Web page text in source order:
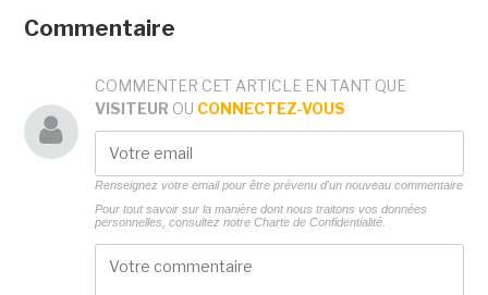
Commentaire
COMMENTER CET ARTICLE EN TANT QUE
VISITEUR OU CONNECTEZ-VOUS
Renseignez votre email pour être prévenu d'un nouveau commentaire
Pour tout savoir sur la manière dont nous traitons vos données
personnelles, consultez notre Charte de Confidentialité.